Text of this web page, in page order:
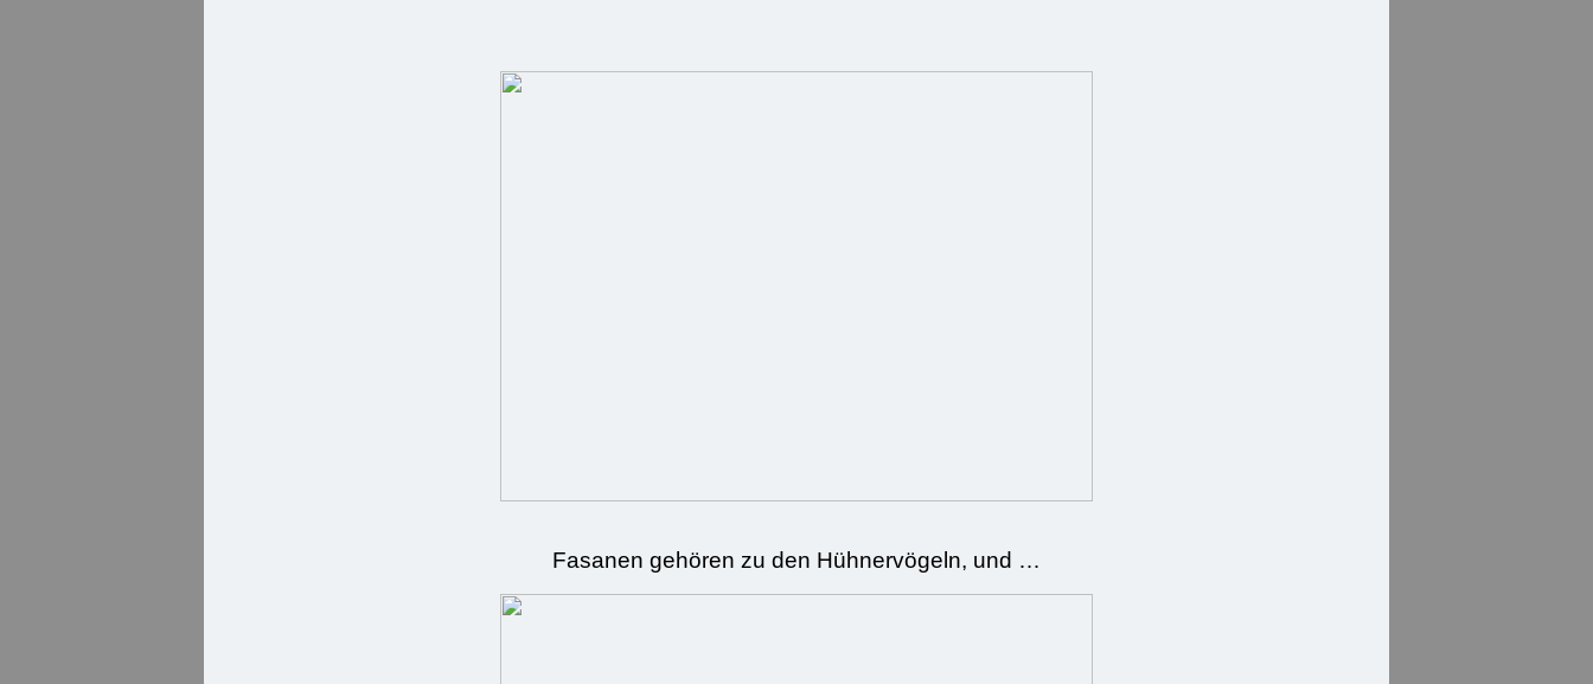
Fasanen gehören zu den Hühnervögeln, und …